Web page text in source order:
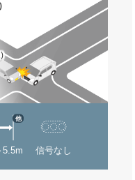
5.5m
他
信号なし